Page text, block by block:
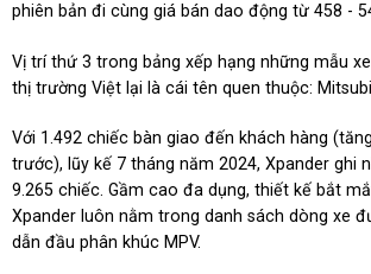
phiên bản đi cùng giá bán dao động từ 458 -
Vị trí thứ 3 trong bảng xếp hạng những mẫu
thị trường Việt lại là cái tên quen thuộc:
Với 1.492 chiếc bàn giao đến khách hàng
trước), lũy kế 7 tháng năm 2024, Xpander ghi
9.265 chiếc. Gầm cao đa dụng, thiết kế bắt
Xpander luôn nằm trong danh sách dòng xe
dẫn đầu phân khúc MPV.